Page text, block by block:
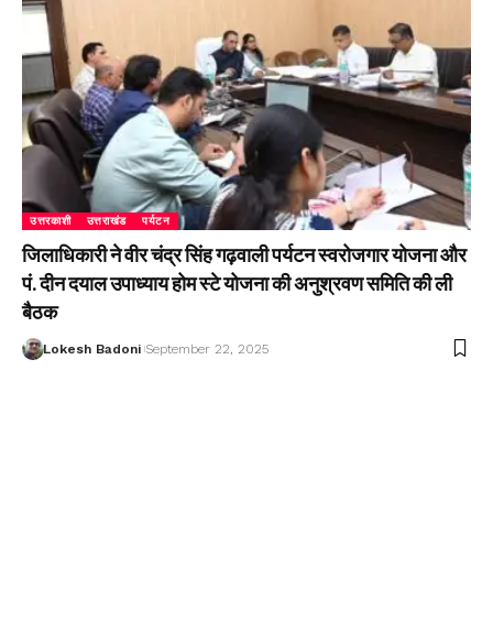
उत्तरकाशी उत्तराखंड पर्यटन
जिलाधिकारी ने वीर चंद्र सिंह गढ़वाली पर्यटन स्वरोजगार योजना और
पं. दीन दयाल उपाध्याय होम स्टे योजना की अनुश्रवण समिति की ली
बैठक
Lokesh Badoni September 22, 2025